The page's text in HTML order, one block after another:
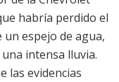
habría perdido el
espejo de agua,
intensa lluvia.
las evidencias